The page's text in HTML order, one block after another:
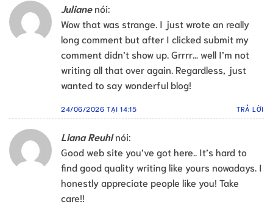
Juliane nói:
Wow that was strange. I just wrote an really
long comment but after I clicked submit my
comment didn’t show up. Grrrr… well I’m not
writing all that over again. Regardless, just
wanted to say wonderful blog!
24/06/2026 TẠI 14:15 TRẢ LỜI
Liana Reuhl nói:
Good web site you’ve got here.. It’s hard to
find good quality writing like yours nowadays. I
honestly appreciate people like you! Take
care!!